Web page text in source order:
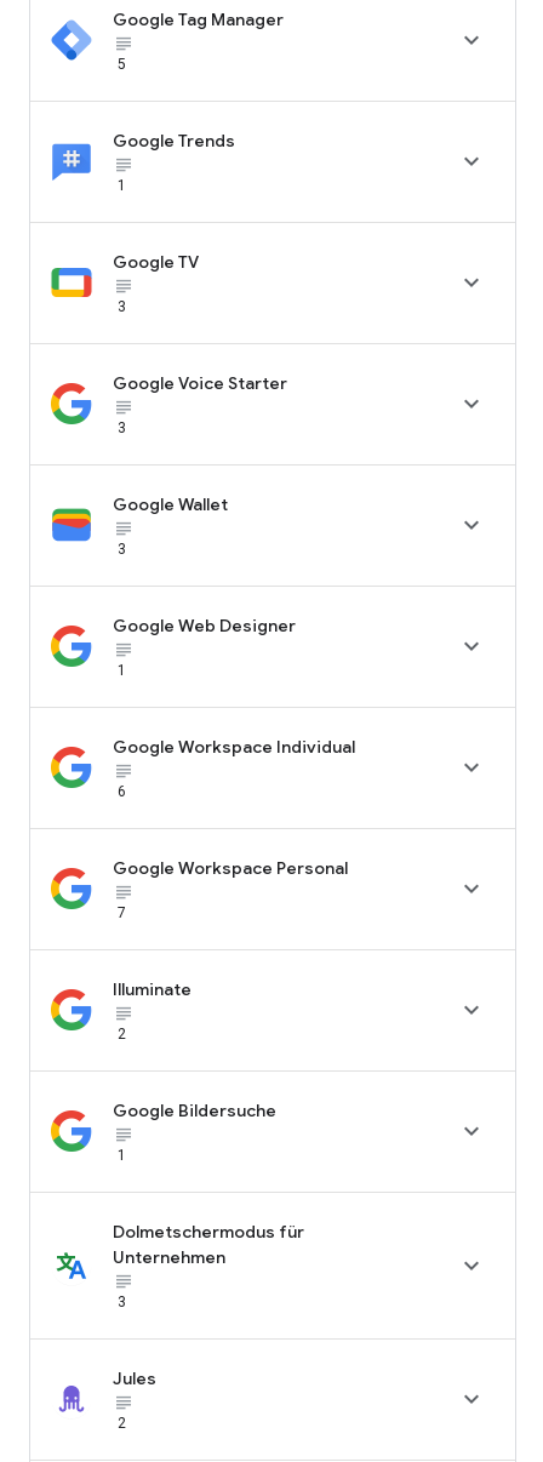
Google Tag Manager
subject_black
5

Google Trends
subject_black
1

Google TV
subject_black
3

Google Voice Starter
subject_black
3

Google Wallet
subject_black
3

Google Web Designer
subject_black
1

Google Workspace Individual
subject_black
6

Google Workspace Personal
subject_black
7

Illuminate
subject_black
2

Google Bildersuche
subject_black
1

Dolmetschermodus für
Unternehmen
subject_black
3

Jules
subject_black
2
